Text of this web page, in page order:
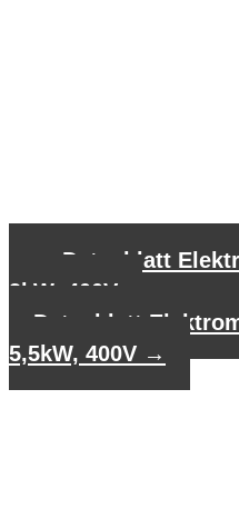
Datenblatt
3kW, 400V
Datenblatt
5,5kW, 400V →